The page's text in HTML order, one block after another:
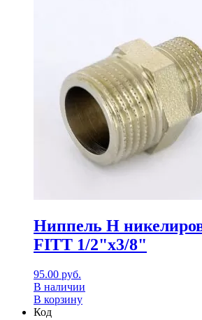
Ниппель Н
FITT 1/2"x3/8"
95.00 руб.
В наличии
В корзину
Код